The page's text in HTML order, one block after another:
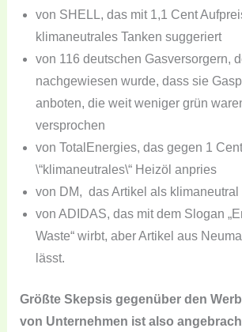
von SHELL, das mit 1,1 Cent
klimaneutrales Tanken suggeriert
von 116 deutschen Gasversorgern,
nachgewiesen wurde, dass sie
anboten, die weit weniger grün
versprochen
von TotalEnergies, das gegen 1
\“klimaneutrales\“ Heizöl anpries
von DM, das Artikel als klimaneutral
von ADIDAS, das mit dem Slogan
Waste“ wirbt, aber Artikel aus
lässt.
Größte Skepsis gegenüber den
von Unternehmen ist also